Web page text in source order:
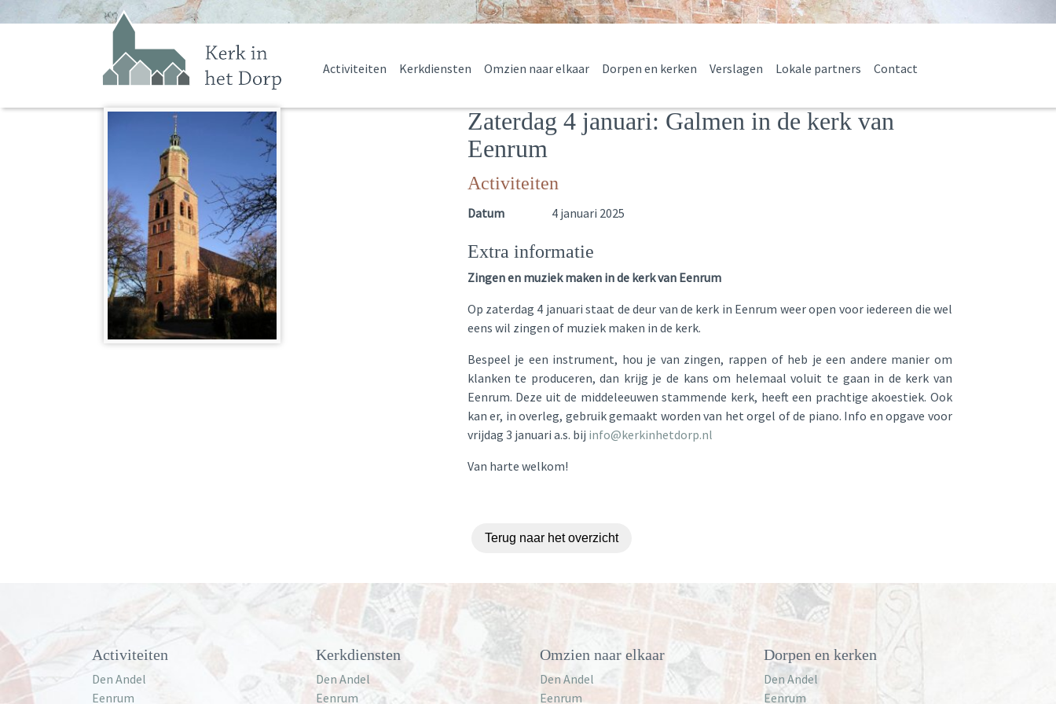
Activiteiten Kerkdiensten Omzien naar elkaar Dorpen en kerken Verslagen Lokale partners Contact
Zaterdag 4 januari: Galmen in de kerk van
Eenrum
Activiteiten
Datum 4 januari 2025
Extra informatie
Zingen en muziek maken in de kerk van Eenrum
Op zaterdag 4 januari staat de deur van de kerk in Eenrum weer open voor iedereen die wel
eens wil zingen of muziek maken in de kerk.
Bespeel je een instrument, hou je van zingen, rappen of heb je een andere manier om
klanken te produceren, dan krijg je de kans om helemaal voluit te gaan in de kerk van
Eenrum. Deze uit de middeleeuwen stammende kerk, heeft een prachtige akoestiek. Ook
kan er, in overleg, gebruik gemaakt worden van het orgel of de piano. Info en opgave voor
vrijdag 3 januari a.s. bij info@kerkinhetdorp.nl
Van harte welkom!
Terug naar het overzicht
Activiteiten
Den Andel
Eenrum
Kerkdiensten
Den Andel
Eenrum
Omzien naar elkaar
Den Andel
Eenrum
Dorpen en kerken
Den Andel
Eenrum